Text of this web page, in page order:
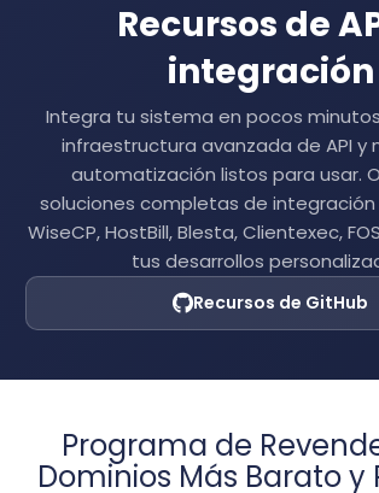
Recursos de
integración
Integra tu sistema en pocos
infraestructura avanzada de API y
automatización listos para usar.
soluciones completas de integración
WiseCP, HostBill, Blesta, Clientexec,
tus desarrollos
Recursos de GitHub
Programa de
Dominios Más Barato y